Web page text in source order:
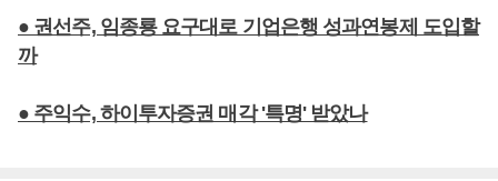
● 권선주, 임종룡 요구대로 기업은행 성과연봉제 도입할
까
● 주익수, 하이투자증권 매각 '특명' 받았나